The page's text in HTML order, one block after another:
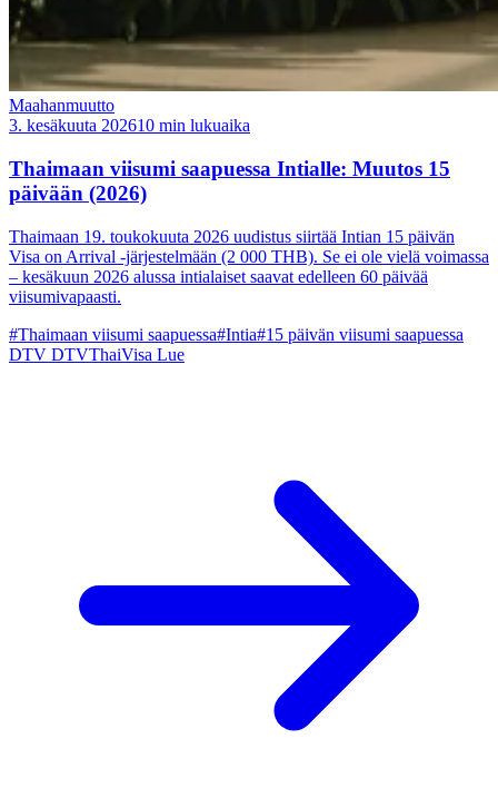
Maahanmuutto
3. kesäkuuta 202610 min lukuaika
Thaimaan viisumi saapuessa Intialle: Muutos 15
päivään (2026)
Thaimaan 19. toukokuuta 2026 uudistus siirtää Intian 15 päivän
Visa on Arrival -järjestelmään (2 000 THB). Se ei ole vielä voimassa
– kesäkuun 2026 alussa intialaiset saavat edelleen 60 päivää
viisumivapaasti.
#Thaimaan viisumi saapuessa#Intia#15 päivän viisumi saapuessa
DTV DTVThaiVisa Lue